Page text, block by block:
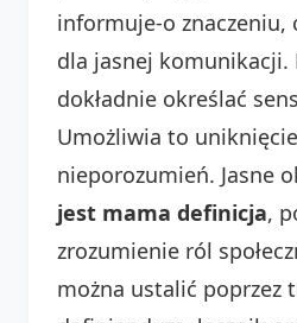
informuje-o znaczeniu,
dla jasnej komunikacji.
dokładnie określać
Umożliwia to
nieporozumień. Jasne
jest mama definicja,
zrozumienie ról
można ustalić poprzez